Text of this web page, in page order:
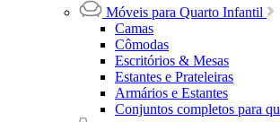
Móveis para Quarto Infantil
Camas
Cômodas
Escritórios & Mesas
Estantes e Prateleiras
Armários e Estantes
Conjuntos completos para